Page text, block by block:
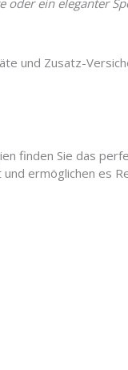
oder ein eleganter
und Zusatz-
finden Sie das
ermöglichen es